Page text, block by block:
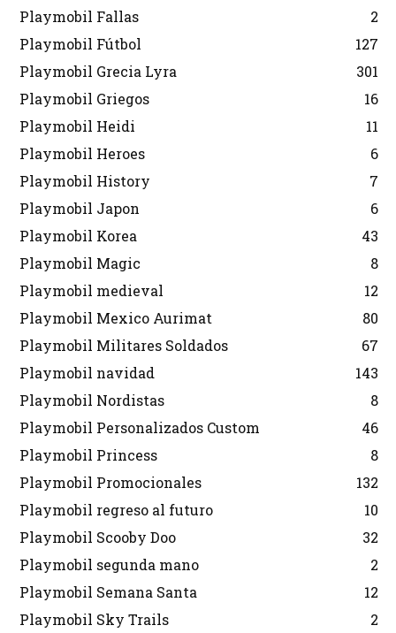
Playmobil Fallas
2
Playmobil Fútbol
127
Playmobil Grecia Lyra
301
Playmobil Griegos
16
Playmobil Heidi
11
Playmobil Heroes
6
Playmobil History
7
Playmobil Japon
6
Playmobil Korea
43
Playmobil Magic
8
Playmobil medieval
12
Playmobil Mexico Aurimat
80
Playmobil Militares Soldados
67
Playmobil navidad
143
Playmobil Nordistas
8
Playmobil Personalizados Custom
46
Playmobil Princess
8
Playmobil Promocionales
132
Playmobil regreso al futuro
10
Playmobil Scooby Doo
32
Playmobil segunda mano
2
Playmobil Semana Santa
12
Playmobil Sky Trails
2